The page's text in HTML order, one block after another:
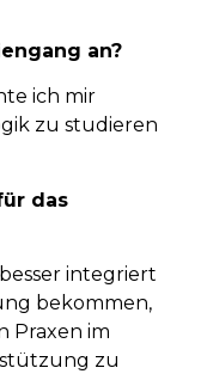
an?
ich mir
zu studieren
das
integriert
bekommen,
Praxen im
zu